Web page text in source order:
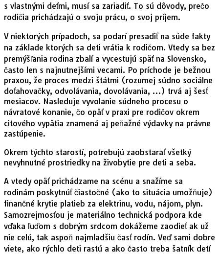
s vlastnými deťmi, musí sa zariadiť. To sú dôvody, prečo
rodičia prichádzajú o svoju prácu, o svoj príjem.
V niektorých prípadoch, sa podarí presadiť na súde fakty
na základe ktorých sa deti vrátia k rodičom. Vtedy sa bez
premýšľania rodina zbalí a vycestujú späť na Slovensko,
často len s najnutnejšími vecami. Po príchode je bežnou
praxou, že proces medzi štátmi (rozumej súdno sociálne
doťahovačky, odvolávania, dovolávania, …) trvá aj šesť
mesiacov. Nasleduje vyvolanie súdneho procesu o
návratové konanie, čo opäť v praxi pre rodičov okrem
citového vypätia znamená aj peňažné výdavky na právne
zastúpenie.
Okrem týchto starostí, potrebujú zaobstarať všetký
nevyhnutné prostriedky na živobytie pre deti a seba.
A vtedy opäť prichádzame na scénu a snažíme sa
rodinám poskytnúť čiastočné (ako to situácia umožňuje)
finančné krytie platieb za elektrinu, vodu, nájom, plyn.
Samozrejmosťou je materiálno technická podpora kde
vďaka ľuďom s dobrým srdcom dokážeme zaodieť ak už
nie celú, tak aspoň najmladšiu časť rodín. Veď sami dobre
viete, ako rýchlo deti rastú a ako často treba šatník detí